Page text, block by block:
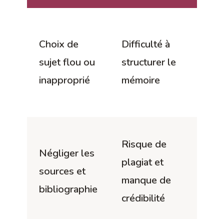
Choix de
sujet flou ou
inapproprié
Difficulté à
structurer le
mémoire
Négliger les
sources et
bibliographie
Risque de
plagiat et
manque de
crédibilité